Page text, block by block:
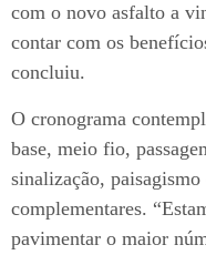
com o novo asfalto a
contar com os
concluiu.
O cronograma
base, meio fio,
sinalização,
complementares.
pavimentar o maior